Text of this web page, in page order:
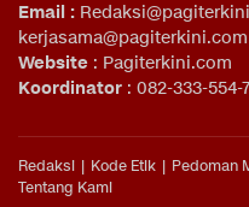
Email :
kerjasama@pagiterkini.com
Website : Pagiterkini.com
Koordinator : 082-333-554-
Redaksi Kode Etik Pedoman
Tentang Kami